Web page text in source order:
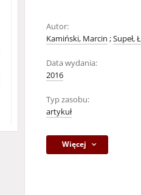
Autor:
Kamiński, Marcin ;Supeł,
Data wydania:
2016
Typ zasobu:
artykuł
Więcej